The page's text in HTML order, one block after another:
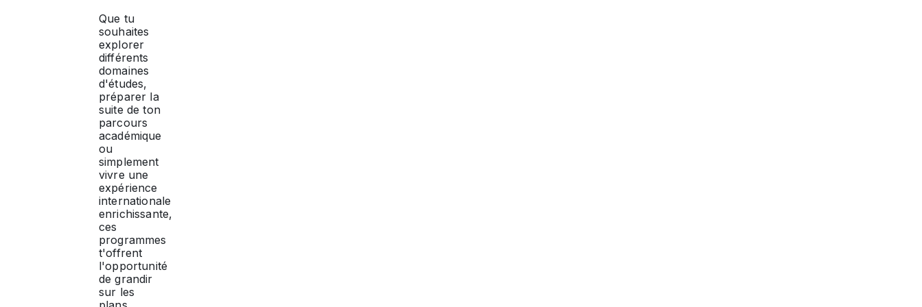
Que tu
souhaites
explorer
différents
domaines
d'études,
préparer la
suite de ton
parcours
académique
ou
simplement
vivre une
expérience
internationale
enrichissante,
ces
programmes
t'offrent
l'opportunité
de grandir
sur les